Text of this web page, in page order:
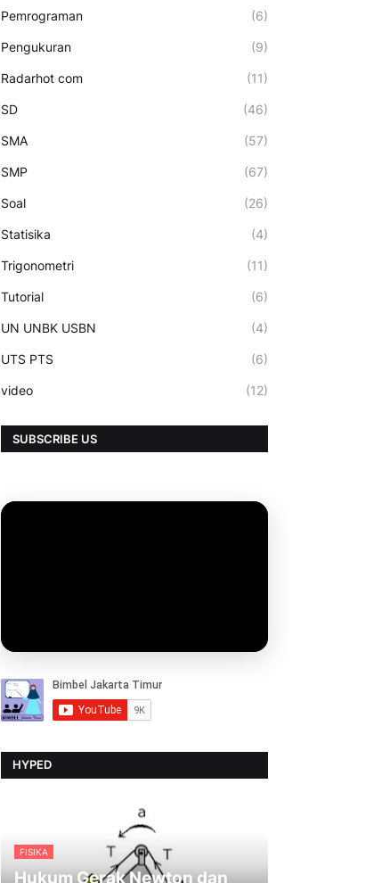
Pemrograman (6)
Pengukuran (9)
Radarhot com (11)
SD (46)
SMA (57)
SMP (67)
Soal (26)
Statisika (4)
Trigonometri (11)
Tutorial (6)
UN UNBK USBN (4)
UTS PTS (6)
video (12)
SUBSCRIBE US
HYPED
FISIKA
Hukum Gerak Newton dan